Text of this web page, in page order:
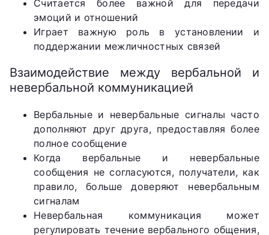
Считается более важной для передачи
эмоций и отношений
Играет важную роль в установлении и
поддержании межличностных связей
Взаимодействие между вербальной и
невербальной коммуникацией
Вербальные и невербальные сигналы часто
дополняют друг друга, предоставляя более
полное сообщение
Когда вербальные и невербальные
сообщения не согласуются, получатели, как
правило, больше доверяют невербальным
сигналам
Невербальная коммуникация может
регулировать течение вербального общения,